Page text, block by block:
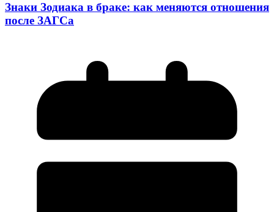
Знаки Зодиака в браке: как меняются отношения
после ЗАГСа